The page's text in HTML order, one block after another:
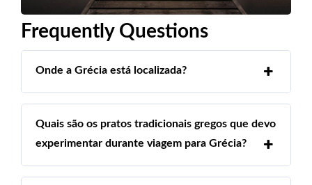
Frequently Questions
Onde a Grécia está localizada?
Quais são os pratos tradicionais gregos que devo
experimentar durante viagem para Grécia?